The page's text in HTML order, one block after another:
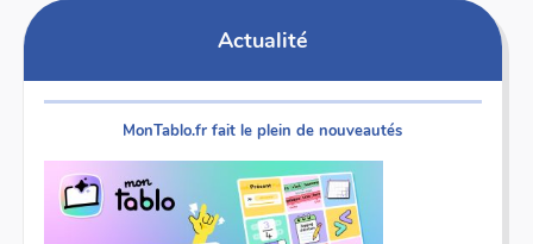
Actualité
MonTablo.fr fait le plein de nouveautés